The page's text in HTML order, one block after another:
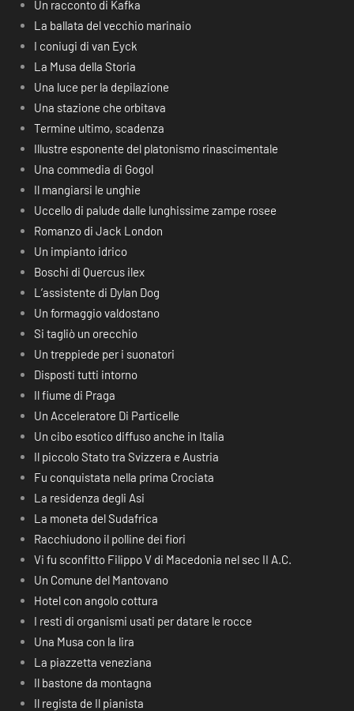
Un racconto di Kafka
La ballata del vecchio marinaio
I coniugi di van Eyck
La Musa della Storia
Una luce per la depilazione
Una stazione che orbitava
Termine ultimo, scadenza
Illustre esponente del platonismo rinascimentale
Una commedia di Gogol
Il mangiarsi le unghie
Uccello di palude dalle lunghissime zampe rosee
Romanzo di Jack London
Un impianto idrico
Boschi di Quercus ilex
L’assistente di Dylan Dog
Un formaggio valdostano
Si tagliò un orecchio
Un treppiede per i suonatori
Disposti tutti intorno
Il fiume di Praga
Un Acceleratore Di Particelle
Un cibo esotico diffuso anche in Italia
Il piccolo Stato tra Svizzera e Austria
Fu conquistata nella prima Crociata
La residenza degli Asi
La moneta del Sudafrica
Racchiudono il polline dei fiori
Vi fu sconfitto Filippo V di Macedonia nel sec II A.C.
Un Comune del Mantovano
Hotel con angolo cottura
I resti di organismi usati per datare le rocce
Una Musa con la lira
La piazzetta veneziana
Il bastone da montagna
Il regista de Il pianista